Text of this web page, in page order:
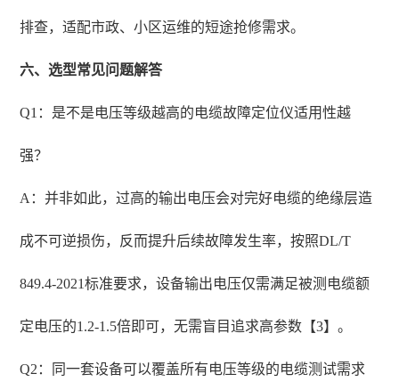
排查，适配市政、小区运维的短途抢修需求。
六、选型常见问题解答
Q1：是不是电压等级越高的电缆故障定位仪适用性越
强？
A：并非如此，过高的输出电压会对完好电缆的绝缘层造
成不可逆损伤，反而提升后续故障发生率，按照DL/T
849.4-2021标准要求，设备输出电压仅需满足被测电缆额
定电压的1.2-1.5倍即可，无需盲目追求高参数【3】。
Q2：同一套设备可以覆盖所有电压等级的电缆测试需求